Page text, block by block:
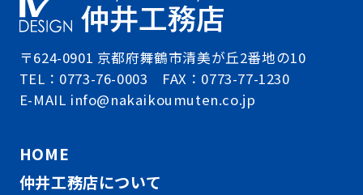
〒624-0901 京都府舞鶴市清美が丘2番地の10
TEL：0773-76-0003 FAX：0773-77-1230
E-MAIL info@nakaikoumuten.co.jp
HOME
仲井工務店について